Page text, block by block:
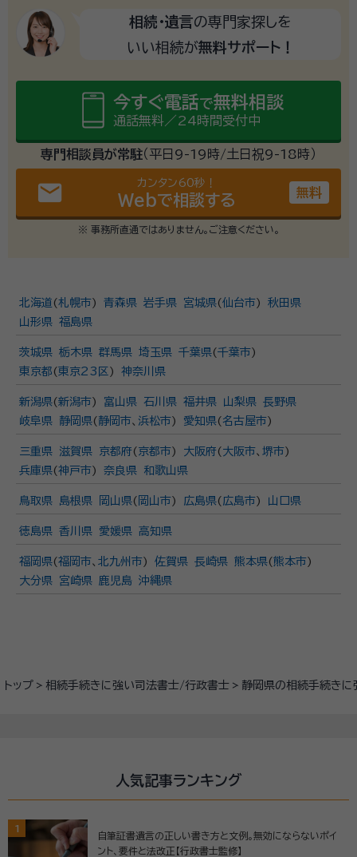
トップ 相続手続きに強い司法書士/行政書士 静岡県の相続手続き
相続・遺言の専門家探しを
いい相続が無料サポート！
今すぐ電話で無料相談
通話無料／24時間受付中
専門相談員が常駐（平日9-19時/土日祝9-18時）
email カンタン60秒！
Webで相談する 無料
※ 事務所直通ではありません。ご注意ください。
北海道 (札幌市) 青森県 岩手県 宮城県(仙台市)
秋田県
山形県 福島県
茨城県 栃木県 群馬県 埼玉県 千葉県(千葉市)
東京都 ( 東京23区 ) 神奈川県
新潟県(新潟市) 富山県 石川県 福井県 山梨県 長野県
岐阜県
静岡県( 静岡市、 浜松市) 愛知県( 名古屋市)
三重県 滋賀県 京都府( 京都市) 大阪府( 大阪市、 堺市)
兵庫県(神戸市) 奈良県 和歌山県
鳥取県 島根県 岡山県( 岡山市) 広島県( 広島市) 山口県
徳島県 香川県 愛媛県 高知県
福岡県(福岡市、 北九州市) 佐賀県 長崎県 熊本県(熊本市)
大分県
宮崎県 鹿児島 沖縄県
人気記事ランキング
1
自筆証書遺言の正しい書き方と文例。無効にならないポイ
ント、要件と法改正【行政書士監修】